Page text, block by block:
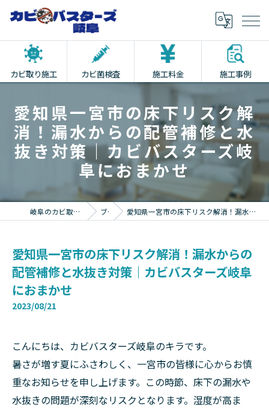
カビ取り施工 カビ菌検査 施工料金 施工事例
愛知県一宮市の床下リスク解
消！漏水からの配管補修と水
抜き対策｜カビバスターズ岐
阜におまかせ
岐阜のカビ取りならカビバスターズ岐阜 ブログ 愛知県一宮市の床下リスク解消！漏水からの配管補修と水抜き対策｜カビバスターズ岐阜におまかせ
愛知県一宮市の床下リスク解消！漏水からの
配管補修と水抜き対策｜カビバスターズ岐阜
におまかせ
2023/08/21
こんにちは、カビバスターズ岐阜のキラです。
暑さが増す夏にふさわしく、一宮市の皆様に心からお慎
重なお知らせを申し上げます。この時節、床下の漏水や
水抜きの問題が深刻なリスクとなります。湿度が高ま